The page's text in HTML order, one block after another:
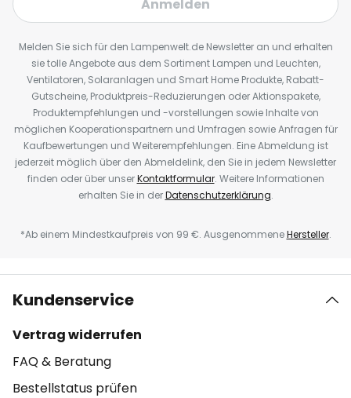
Anmelden
Melden Sie sich für den Lampenwelt.de Newsletter an und erhalten
sie tolle Angebote aus dem Sortiment Lampen und Leuchten,
Ventilatoren, Solaranlagen und Smart Home Produkte, Rabatt-
Gutscheine, Produktpreis-Reduzierungen oder Aktionspakete,
Produktempfehlungen und -vorstellungen sowie Inhalte von
möglichen Kooperationspartnern und Umfragen sowie Anfragen für
Kaufbewertungen und Weiterempfehlungen. Eine Abmeldung ist
jederzeit möglich über den Abmeldelink, den Sie in jedem Newsletter
finden oder über unserKontaktformular. Weitere Informationen
erhalten Sie in derDatenschutzerklärung.
*Ab einem Mindestkaufpreis von 99 €. AusgenommeneHersteller.
Kundenservice
Vertrag widerrufen
FAQ & Beratung
Bestellstatus prüfen